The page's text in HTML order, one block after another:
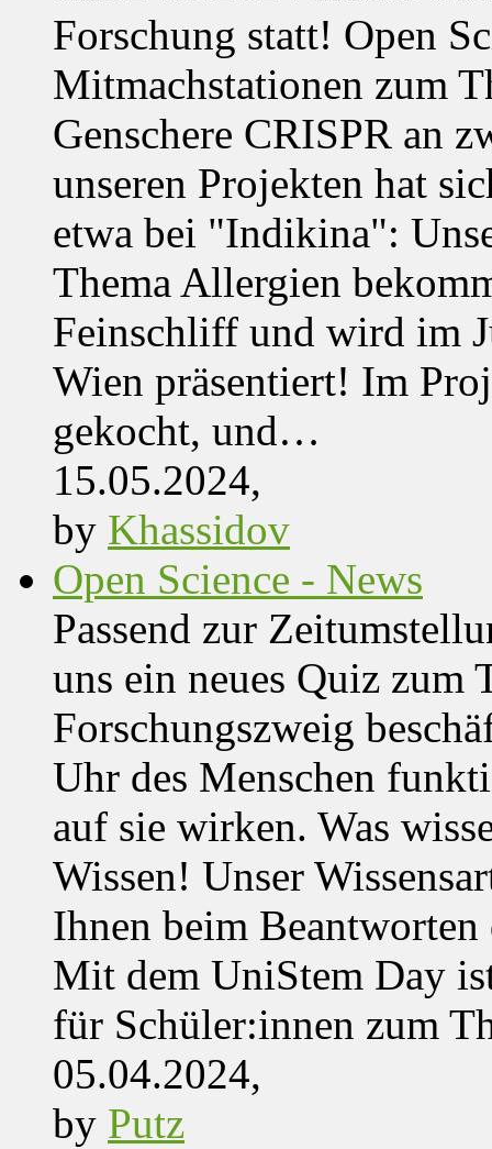
Forschung statt! Open
Mitmachstationen zum
Genschere CRISPR an
unseren Projekten hat
etwa bei "Indikina":
Thema Allergien
Feinschliff und wird im
Wien präsentiert! Im
gekocht, und…
15.05.2024,
by Khassidov
Open Science - News
Passend zur
uns ein neues Quiz zum
Forschungszweig
Uhr des Menschen
auf sie wirken. Was
Wissen! Unser
Ihnen beim
Mit dem UniStem Day
für Schüler:innen zum
05.04.2024,
by Putz